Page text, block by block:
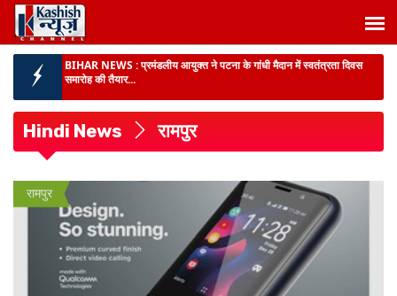
BIHAR NEWS :प्रमंडलीय आयुक्त ने पटना के गांधी मैदान में स्वतंत्रता दिवस
समारोह की तैयार...
के उपचार को ...
राजद में संगठनात्मक सर्जरी :सभी इकाइयां भंग, हालिया अंदरूनी विवाद के बीच नेतृत्व ने
पूर्णिया में SVU की बड़ी कार्रवाई :
बिजली विभाग के जेई समेत तीन लोग 10 हजार रुपये
रिश्वत लेते रंगेहाथ गिरफ्तार...
कांग्रेस सेवा दल ने सम्राट सरकार को घेरा :24वें दिन सीतामढ़ी के गांधी मैदान में
महाआंदोलन, धरना के बाद डीएम को सौंपा ...
BIG BREAKING :
बिहार के 11 डीआईजी जाएंगे हैदराबाद, राष्ट्रीय पुलिस अकादमी
में मिड करियर ट्...
Hindi News रामपुर
रामपुर